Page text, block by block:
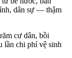
dân sự — thậm
cư dân, bồi
lần chi phí vệ sinh